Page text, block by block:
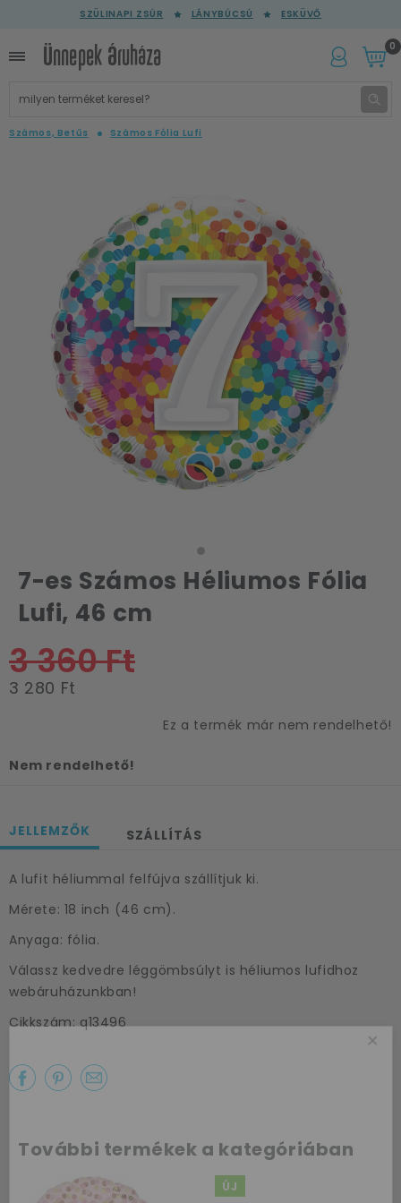
SZÜLINAPI ZSÚR LÁNYBÚCSÚ ESKÜVŐ
0
Számos, Betűs Számos Fólia Lufi
7-es Számos Héliumos Fólia
Lufi, 46 cm
3 360 Ft
3 280 Ft
Ez a termék már nem rendelhető!
Nem rendelhető!
JELLEMZŐK SZÁLLÍTÁS
A lufit héliummal felfújva szállítjuk ki.
Mérete: 18 inch (46 cm).
Anyaga: fólia.
Válassz kedvedre léggömbsúlyt is héliumos lufidhoz
webáruházunkban!
Cikkszám: q13496
További termékek a kategóriában
ÚJ
vásárlásodhoz
×